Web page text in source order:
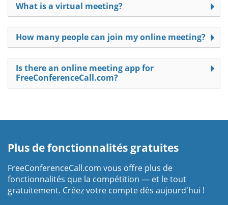
What is a virtual meeting?
How many people can join my online meeting?
Is there an online meeting app for
FreeConferenceCall.com?
Plus de fonctionnalités gratuites
FreeConferenceCall.com vous offre plus de
fonctionnalités que la compétition — et le tout
gratuitement. Créez votre compte dès aujourd'hui !